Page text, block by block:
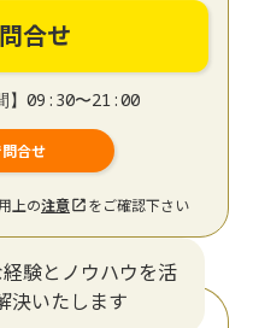
合せ
】09:30〜21:00
合せ
上の注意 をご確認下さい
経験とノウハウを活
決いたします